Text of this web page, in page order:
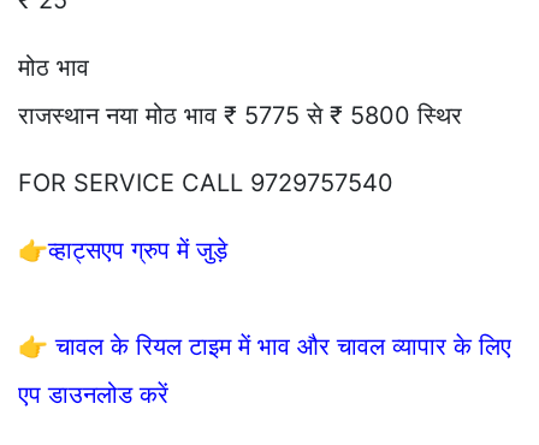
मोठ भाव
राजस्थान नया मोठ भाव ₹ 5775 से ₹ 5800 स्थिर
FOR SERVICE CALL 9729757540
👉व्हाट्सएप ग्रुप में जुड़े
👉चावल के रियल टाइम में भाव और चावल व्यापार के लिए
एप डाउनलोड करें